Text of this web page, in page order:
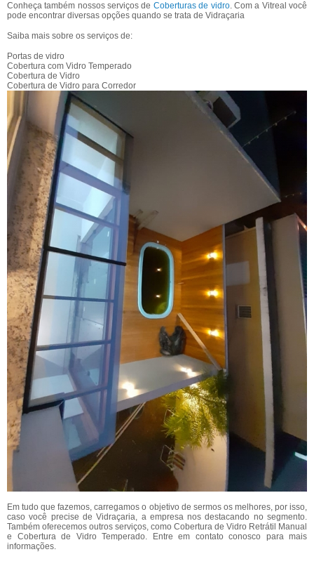
Conheça também nossos serviços de Coberturas de vidro. Com a Vitreal você
pode encontrar diversas opções quando se trata de Vidraçaria
Saiba mais sobre os serviços de:
Portas de vidro
Cobertura com Vidro Temperado
Cobertura de Vidro
Cobertura de Vidro para Corredor
Em tudo que fazemos, carregamos o objetivo de sermos os melhores, por isso,
caso você precise de Vidraçaria, a empresa nos destacando no segmento.
Também oferecemos outros serviços, como Cobertura de Vidro Retrátil Manual
e Cobertura de Vidro Temperado. Entre em contato conosco para mais
informações.